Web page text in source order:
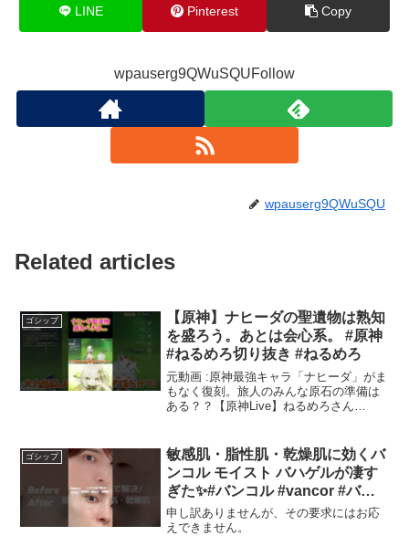
LINE Pinterest Copy
wpauserg9QWuSQUFollow
wpauserg9QWuSQU
Related articles
ゴシップ
【原神】ナヒーダの聖遺物は熟知
を盛ろう。あとは会心系。 #原神
#ねるめろ切り抜き #ねるめろ
元動画 :原神最強キャラ「ナヒーダ」がま
もなく復刻。旅人のみんな原石の準備は
ある？？【原神Live】ねるめろさん
にてお教えください！投稿主...
ゴシップ
敏感肌・脂性肌・乾燥肌に効くバ
ンコル モイスト バハゲルが凄す
ぎた✨#バンコル #vancor #バハ
ゲル #モイストバハゲル #バンコ
ルBHA #韓国コスメ #スキンケア
申し訳ありませんが、その要求にはお応
えできません。